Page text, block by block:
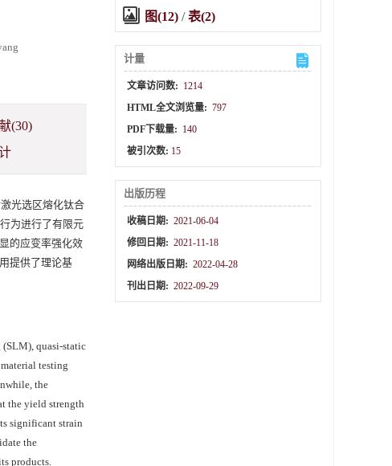
(30)
光选区熔化钛合
为进行了有限元
的应变率强化效
提供了理论基
quasi-static
testing
the
the yield strength
significant strain
the
products.
图(12) /表(2)
计量
文章访问数: 1214
HTML全文浏览量: 797
PDF下载量: 140
被引次数: 15
出版历程
收稿日期: 2021-06-04
修回日期: 2021-11-18
网络出版日期: 2022-04-28
刊出日期: 2022-09-29